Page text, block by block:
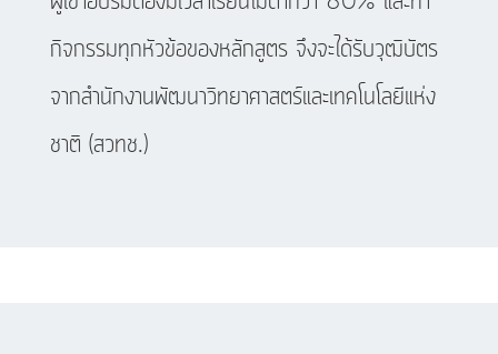
กิจกรรมทุกหัวข้อของหลักสูตร จึงจะได้รับวุฒิบัตร
จากสำนักงานพัฒนาวิทยาศาสตร์และเทคโนโลยีแห่ง
ชาติ (สวทช.)